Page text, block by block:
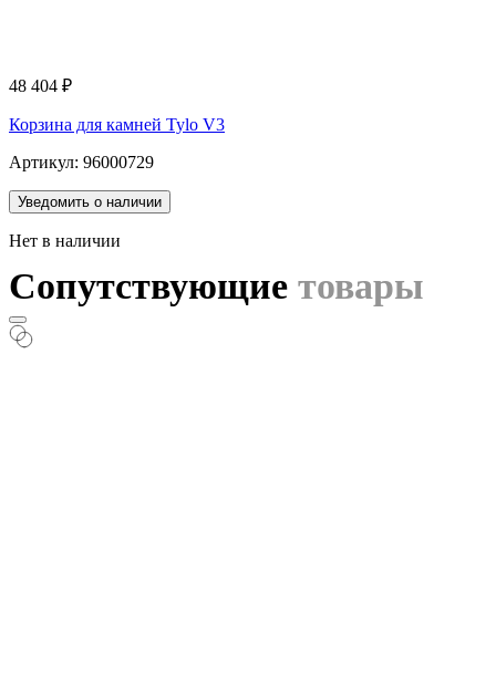
48 404 ₽
Корзина для камней Tylo V3
Артикул: 96000729
Уведомить о наличии
Нет в наличии
Сопутствующие товары